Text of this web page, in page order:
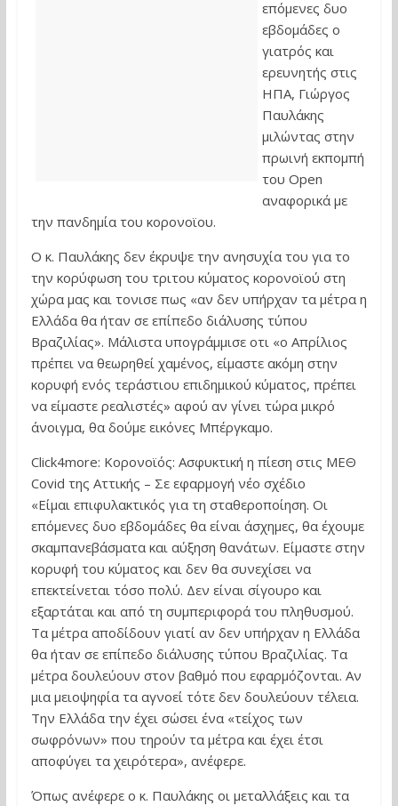
επόμενες δυο
εβδομάδες ο
γιατρός και
ερευνητής στις
ΗΠΑ, Γιώργος
Παυλάκης
μιλώντας στην
πρωινή εκπομπή
του Open
αναφορικά με
την πανδημία του κορονοϊου.
Ο κ. Παυλάκης δεν έκρυψε την ανησυχία του για το
την κορύφωση του τριτου κύματος κορονοϊού στη
χώρα μας και τονισε πως «αν δεν υπήρχαν τα μέτρα η
Ελλάδα θα ήταν σε επίπεδο διάλυσης τύπου
Βραζιλίας». Μάλιστα υπογράμμισε οτι «ο Απρίλιος
πρέπει να θεωρηθεί χαμένος, είμαστε ακόμη στην
κορυφή ενός τεράστιου επιδημικού κύματος, πρέπει
να είμαστε ρεαλιστές» αφού αν γίνει τώρα μικρό
άνοιγμα, θα δούμε εικόνες Μπέργκαμο.
Click4more: Κορονοϊός: Ασφυκτική η πίεση στις ΜΕΘ
Covid της Αττικής – Σε εφαρμογή νέο σχέδιο
«Είμαι επιφυλακτικός για τη σταθεροποίηση. Οι
επόμενες δυο εβδομάδες θα είναι άσχημες, θα έχουμε
σκαμπανεβάσματα και αύξηση θανάτων. Είμαστε στην
κορυφή του κύματος και δεν θα συνεχίσει να
επεκτείνεται τόσο πολύ. Δεν είναι σίγουρο και
εξαρτάται και από τη συμπεριφορά του πληθυσμού.
Τα μέτρα αποδίδουν γιατί αν δεν υπήρχαν η Ελλάδα
θα ήταν σε επίπεδο διάλυσης τύπου Βραζιλίας. Τα
μέτρα δουλεύουν στον βαθμό που εφαρμόζονται. Αν
μια μειοψηφία τα αγνοεί τότε δεν δουλεύουν τέλεια.
Την Ελλάδα την έχει σώσει ένα «τείχος των
σωφρόνων» που τηρούν τα μέτρα και έχει έτσι
αποφύγει τα χειρότερα», ανέφερε.
Όπως ανέφερε ο κ. Παυλάκης οι μεταλλάξεις και τα